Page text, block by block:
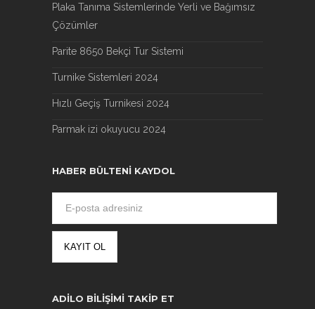
Plaka Tanıma Sistemlerinde Yerli ve Bağımsız
Çözümler
Parite 8650 Bekçi Tur Sistemi
Turnike Sistemleri 2024
Hızlı Geçiş Turnikesi 2024
Parmak izi okuyucu 2024
HABER BÜLTENI KAYDOL
ADILO BILIŞIMI TAKIP ET